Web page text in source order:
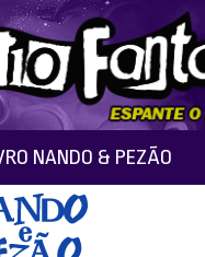
NANDO & PEZÃO